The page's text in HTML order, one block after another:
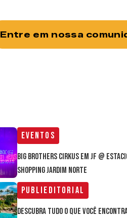
Entre em nossa
Eventos
Big Brothers Cirkus em JF @
Shopping Jardim Norte
Publieditorial
Descubra tudo o que você